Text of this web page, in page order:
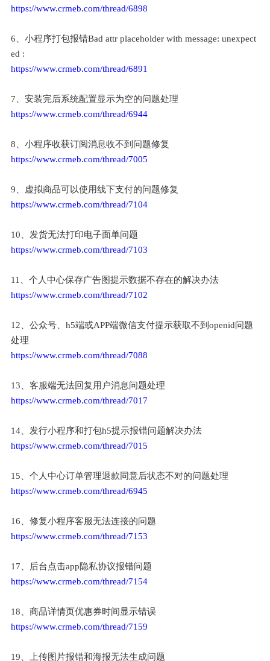
https://www.crmeb.com/thread/6898
6、小程序打包报错Bad attr placeholder with message: unexpect
ed :
https://www.crmeb.com/thread/6891
7、安装完后系统配置显示为空的问题处理
https://www.crmeb.com/thread/6944
8、小程序收获订阅消息收不到问题修复
https://www.crmeb.com/thread/7005
9、虚拟商品可以使用线下支付的问题修复
https://www.crmeb.com/thread/7104
10、发货无法打印电子面单问题
https://www.crmeb.com/thread/7103
11、个人中心保存广告图提示数据不存在的解决办法
https://www.crmeb.com/thread/7102
12、公众号、h5端或APP端微信支付提示获取不到openid问题
处理
https://www.crmeb.com/thread/7088
13、客服端无法回复用户消息问题处理
https://www.crmeb.com/thread/7017
14、发行小程序和打包h5提示报错问题解决办法
https://www.crmeb.com/thread/7015
15、个人中心订单管理退款同意后状态不对的问题处理
https://www.crmeb.com/thread/6945
16、修复小程序客服无法连接的问题
https://www.crmeb.com/thread/7153
17、后台点击app隐私协议报错问题
https://www.crmeb.com/thread/7154
18、商品详情页优惠券时间显示错误
https://www.crmeb.com/thread/7159
19、上传图片报错和海报无法生成问题